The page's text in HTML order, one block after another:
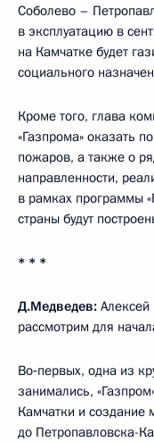
Соболево –
в эксплуатацию в
на Камчатке будет
социального
Кроме того, глава
«Газпрома» оказать
пожаров, а также о
направленности,
в рамках программы
страны будут
* * *
Д.Медведев: Алексей
рассмотрим для
Во‑первых, одна из
занимались,
Камчатки и создание
до Петропавловска-